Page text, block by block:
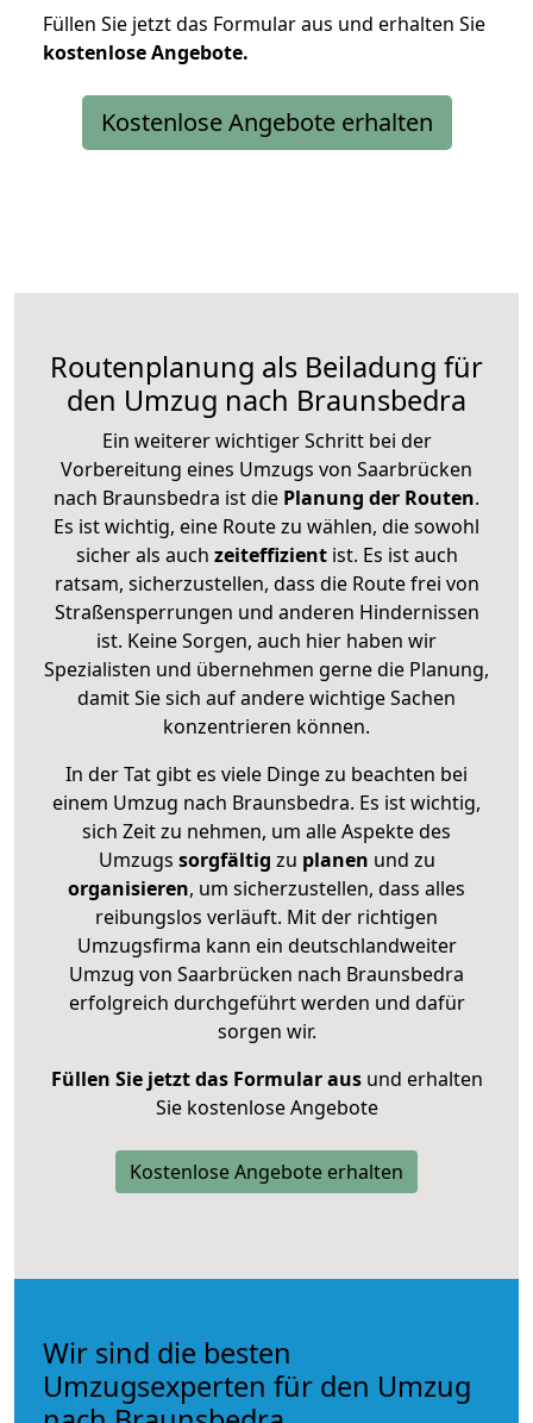
Füllen Sie jetzt das Formular aus und erhalten Sie
kostenloseAngebote.
Kostenlose Angebote erhalten
Routenplanung als Beiladung für
den Umzug nach Braunsbedra
Ein weiterer wichtiger Schritt bei der
Vorbereitung eines Umzugs von Saarbrücken
nach Braunsbedra ist die Planung der Routen.
Es ist wichtig, eine Route zu wählen, die sowohl
sicher als auch zeiteffizientist. Es ist auch
ratsam, sicherzustellen, dass die Route frei von
Straßensperrungen und anderen Hindernissen
ist. Keine Sorgen, auch hier haben wir
Spezialisten und übernehmen gerne die Planung,
damit Sie sich auf andere wichtige Sachen
konzentrieren können.
In der Tat gibt es viele Dinge zu beachten bei
einem Umzug nach Braunsbedra. Es ist wichtig,
sich Zeit zu nehmen, um alle Aspekte des
Umzugs sorgfältig zu planen und zu
organisieren, um sicherzustellen, dass alles
reibungslos verläuft. Mit der richtigen
Umzugsfirma kann ein deutschlandweiter
Umzug von Saarbrücken nach Braunsbedra
erfolgreich durchgeführt werden und dafür
sorgen wir.
Füllen Sie jetzt das Formular ausund erhalten
Sie kostenlose Angebote
Kostenlose Angebote erhalten
Wir sind die besten
Umzugsexperten für den Umzug